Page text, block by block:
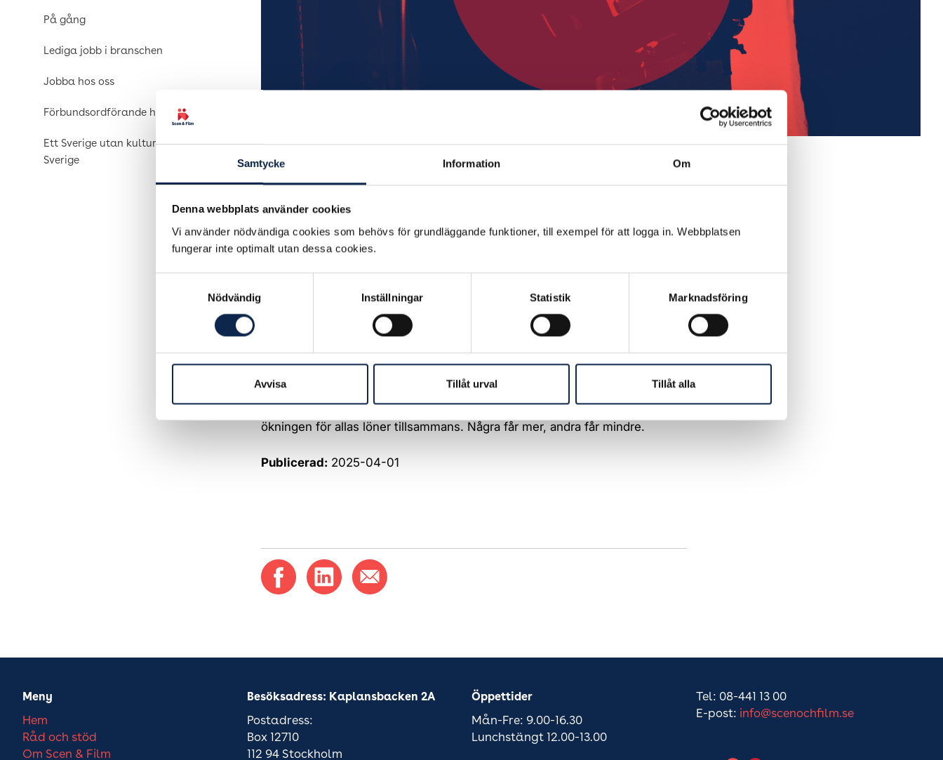
Samtycke Information Om
Denna webbplats använder cookies
Vi använder nödvändiga cookies som behövs för grundläggande funktioner, till exempel för att logga in. Webbplatsen
fungerar inte optimalt utan dessa cookies.
Nödvändig
Inställningar Statistik Marknadsföring
Avvisa Tillåt urval Tillåt alla
På gång
Lediga jobb i branschen
Jobba hos oss
Förbundsordförande har ordet
Ett Sverige utan kultur är ett tyst
Sverige
Löneökningarna som sätts för industrin kallas för ”märket”. Märket fungerar
som ett riktmärke för hur löneökningarna i övriga branscher ska se ut.
industrimarknaden är hårt konkurrensutsatt. Därför fungerar det att ha
samma riktlinje för övriga branscher i Sverige.
Vad innebär det för mig?
Att märket är satt innebär att Scen & Film och våra arbetsgivarmotparter har
villkor i ditt avtal.
Nej, det är ingen individuell garanti utan märket beskriver den totala
ökningen för allas löner tillsammans. Några får mer, andra får mindre.
Publicerad: 2025-04-01
Meny
Hem
Råd och stöd
Om Scen & Film
Besöksadress: Kaplansbacken 2A
Postadress:
Box 12710
112 94 Stockholm
Öppettider
Mån-Fre: 9.00-16.30
Lunchstängt 12.00-13.00
Tel: 08-441 13 00
E-post: info@scenochfilm.se